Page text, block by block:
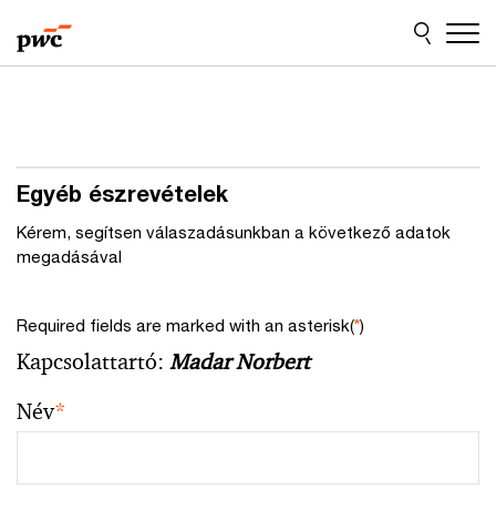
to
content
to
footer
Egyéb észrevételek
Kérem, segítsen válaszadásunkban a következő adatok
megadásával
Required fields are marked with an asterisk(*)
Kapcsolattartó: Madar Norbert
Név*